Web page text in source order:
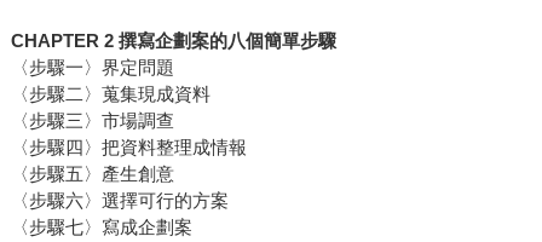
CHAPTER 2 撰寫企劃案的八個簡單步驟
〈步驟一〉界定問題
〈步驟二〉蒐集現成資料
〈步驟三〉市場調查
〈步驟四〉把資料整理成情報
〈步驟五〉產生創意
〈步驟六〉選擇可行的方案
〈步驟七〉寫成企劃案